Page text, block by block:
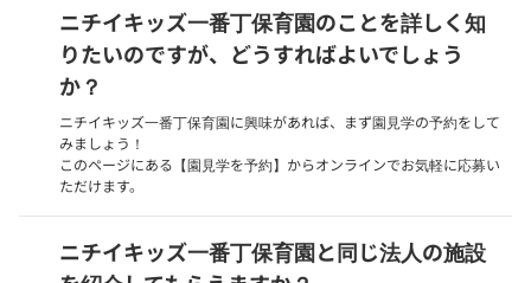
ニチイキッズ一番丁保育園のことを詳しく知
りたいのですが、どうすればよいでしょう
か？
ニチイキッズ一番丁保育園に興味があれば、まず園見学の予約をして
みましょう！
このページにある【園見学を予約】からオンラインでお気軽に応募い
ただけます。
ニチイキッズ一番丁保育園と同じ法人の施設